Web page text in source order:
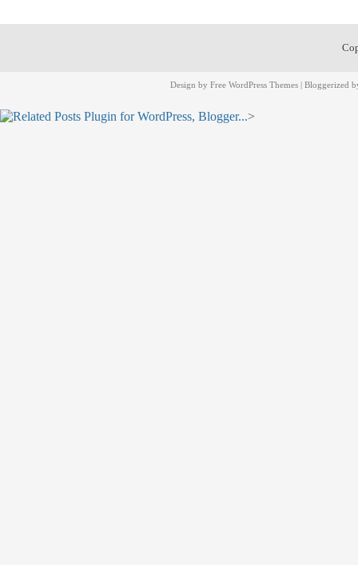
Design by Free WordPress Themes | Bloggerized
>